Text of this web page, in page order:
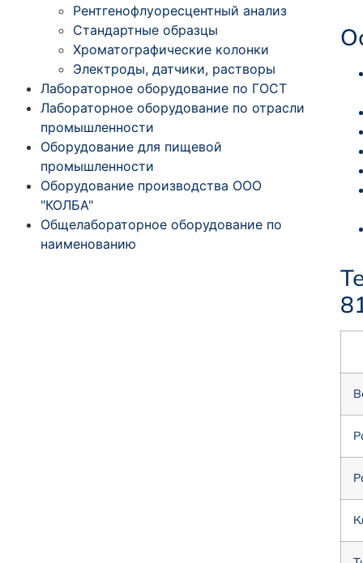
Рентгенофлуоресцентный анализ
Стандартные образцы
Хроматографические колонки
Электроды, датчики, растворы
Лабораторное оборудование по ГОСТ
Лабораторное оборудование по отрасли
промышленности
Оборудование для пищевой
промышленности
Оборудование производства ООО
"КОЛБА"
Общелабораторное оборудование по
наименованию